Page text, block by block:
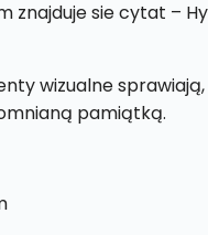
znajduje sie cytat –
wizualne sprawiają,
pamiątką.